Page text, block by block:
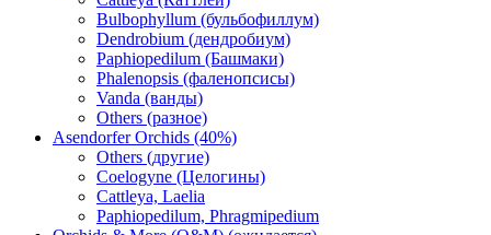
Bulbophyllum (бульбофиллум)
Dendrobium (дендробиум)
Paphiopedilum (Башмаки)
Phalenopsis (фаленопсисы)
Vanda (ванды)
Others (разное)
Asendorfer Orchids (40%)
Others (другие)
Coelogyne (Целогины)
Cattleya, Laelia
Paphiopedilum, Phragmipedium